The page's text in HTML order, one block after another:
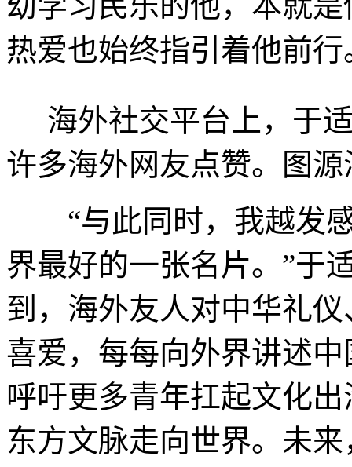
热爱也始终指引着他前行
海外社交平台上，于
许多海外网友点赞。图
“与此同时，我越发感
界最好的一张名片。”于
到，海外友人对中华礼
喜爱，每每向外界讲述
呼吁更多青年扛起文化
东方文脉走向世界。未